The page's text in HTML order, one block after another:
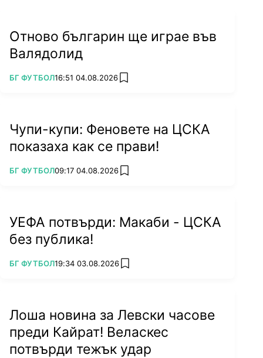
Отново българин ще играе във
Валядолид
ПОВЕЧЕ ОТ
БГ ФУТБОЛ16:51 04.08.2026 add favorites
Чупи-купи: Феновете на ЦСКА
показаха как се прави!
ПОВЕЧЕ ОТ
БГ ФУТБОЛ09:17 04.08.2026 add favorites
УЕФА потвърди: Макаби - ЦСКА
без публика!
ПОВЕЧЕ ОТ
БГ ФУТБОЛ19:34 03.08.2026 add favorites
Лоша новина за Левски часове
преди Кайрат! Веласкес
потвърди тежък удар